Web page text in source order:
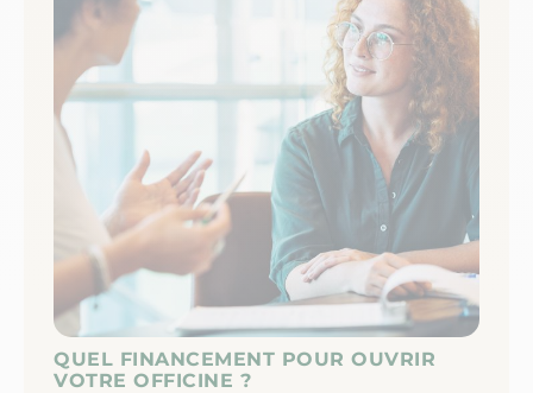
QUEL FINANCEMENT POUR OUVRIR
VOTRE OFFICINE ?